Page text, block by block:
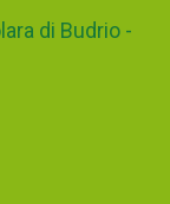
di Budrio -